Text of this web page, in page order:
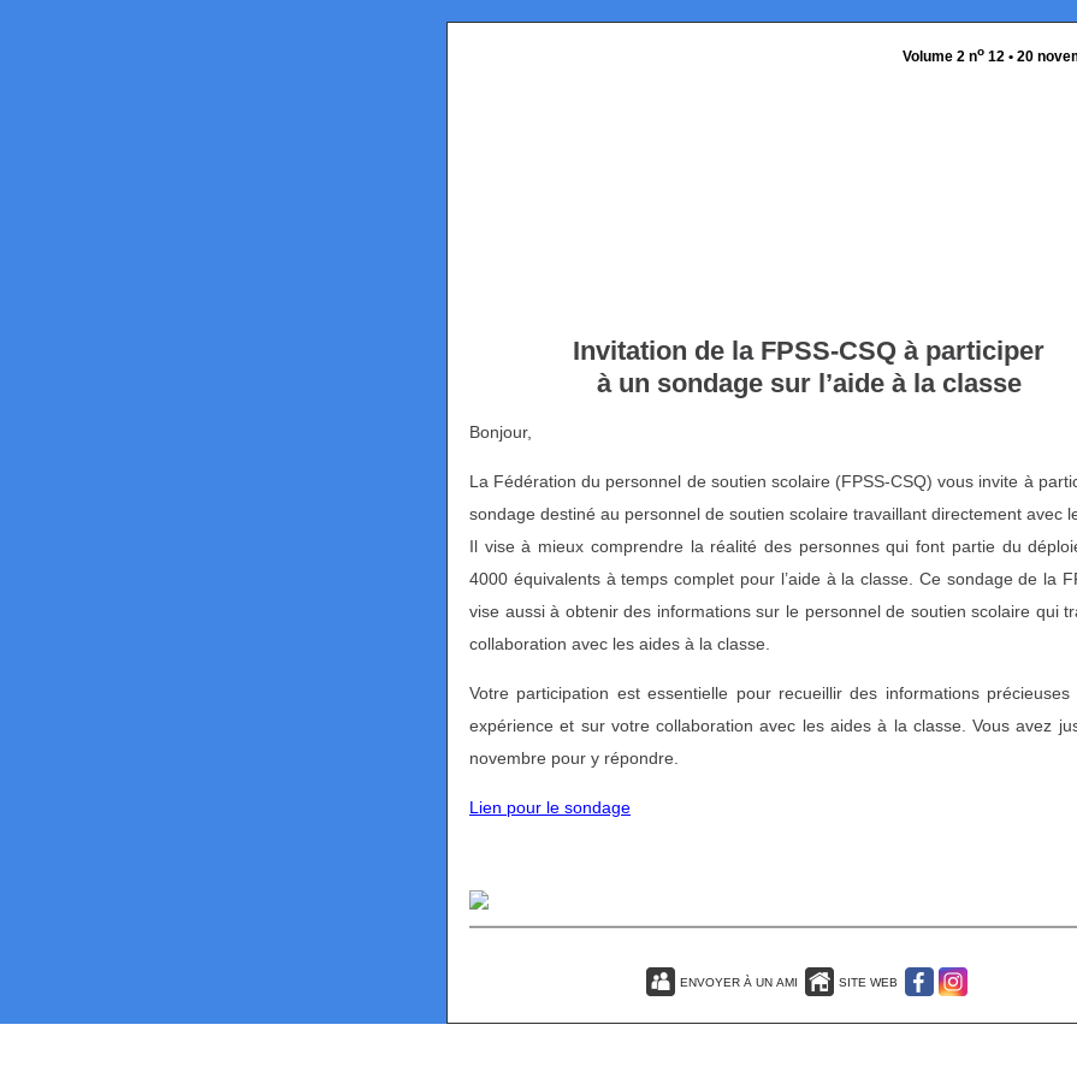
Volume 2 no 12 • 20
Invitation de la FPSS-CSQ à participer
à un sondage sur l’aide à la classe
Bonjour,
La Fédération du personnel de soutien scolaire (FPSS-CSQ) vous invite à
sondage destiné au personnel de soutien scolaire travaillant directement avec
Il vise à mieux comprendre la réalité des personnes qui font partie du
4000 équivalents à temps complet pour l’aide à la classe. Ce sondage de la
vise aussi à obtenir des informations sur le personnel de soutien scolaire qui
collaboration avec les aides à la classe.
Votre participation est essentielle pour recueillir des informations précieuses
expérience et sur votre collaboration avec les aides à la classe. Vous avez
novembre pour y répondre.
Lien pour le sondage
ENVOYER À UN AMI SITE WEB